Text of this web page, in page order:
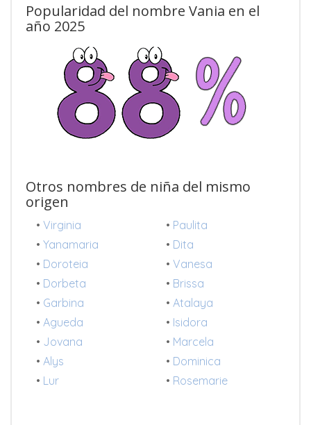
Popularidad del nombre Vania en el
año 2025
Otros nombres de niña del mismo
origen
• Virginia • Paulita
• Yanamaria • Dita
• Doroteia • Vanesa
• Dorbeta • Brissa
• Garbina • Atalaya
• Agueda • Isidora
• Jovana • Marcela
• Alys • Dominica
• Lur • Rosemarie